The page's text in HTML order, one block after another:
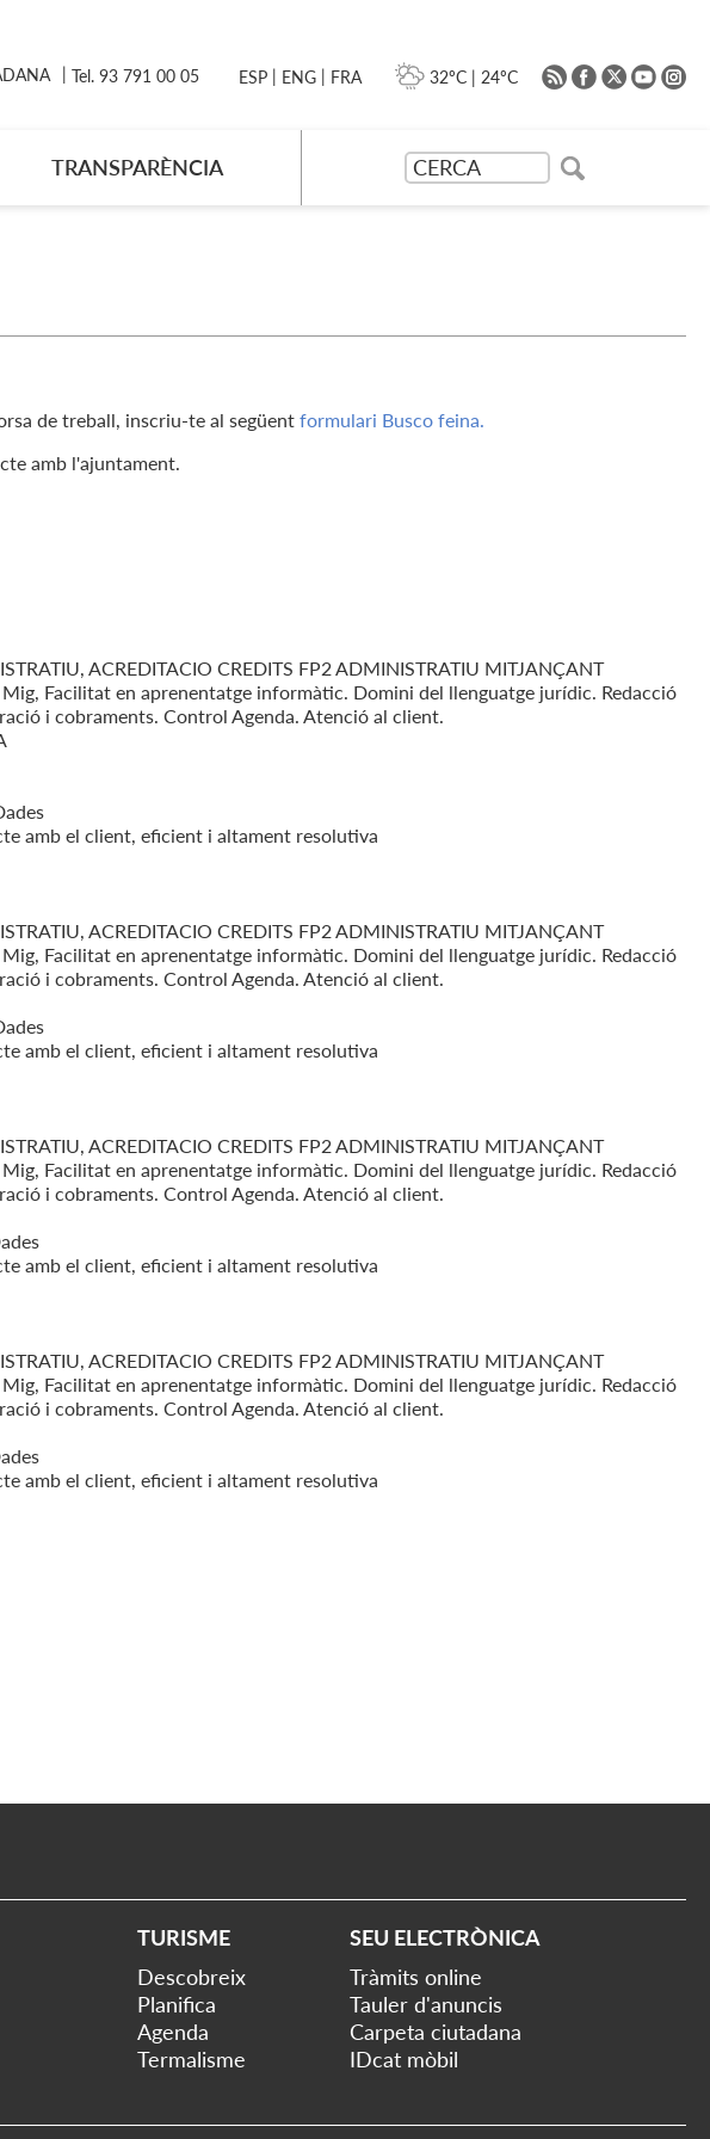
TRANSPARÈNCIA
Tel. 93 791 00 05 ESP | ENG | FRA 32ºC | 24ºC
de treball, inscriu-te al següent formulari Busco feina.
amb l'ajuntament.
ACREDITACIO CREDITS FP2 ADMINISTRATIU MITJANÇANT
Facilitat en aprenentatge informàtic. Domini del llenguatge jurídic. Redacció
i cobraments. Control Agenda. Atenció al client.
amb el client, eficient i altament resolutiva
ACREDITACIO CREDITS FP2 ADMINISTRATIU MITJANÇANT
Facilitat en aprenentatge informàtic. Domini del llenguatge jurídic. Redacció
i cobraments. Control Agenda. Atenció al client.
amb el client, eficient i altament resolutiva
ACREDITACIO CREDITS FP2 ADMINISTRATIU MITJANÇANT
Facilitat en aprenentatge informàtic. Domini del llenguatge jurídic. Redacció
i cobraments. Control Agenda. Atenció al client.
amb el client, eficient i altament resolutiva
ACREDITACIO CREDITS FP2 ADMINISTRATIU MITJANÇANT
Facilitat en aprenentatge informàtic. Domini del llenguatge jurídic. Redacció
i cobraments. Control Agenda. Atenció al client.
amb el client, eficient i altament resolutiva
TURISME
Descobreix
Planifica
Agenda
Termalisme
SEU ELECTRÒNICA
Tràmits online
Tauler d'anuncis
Carpeta ciutadana
IDcat mòbil